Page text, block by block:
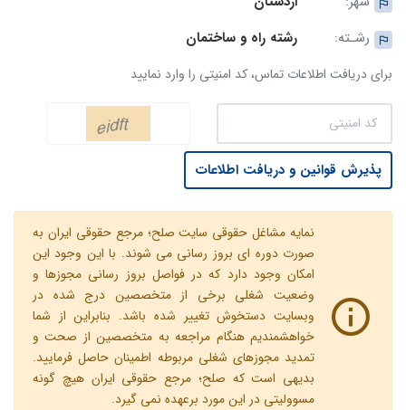
رشـته:
رشته راه و ساختمان
برای دریافت اطلاعات تماس، کد امنیتی را وارد نمایید
پذیرش قوانین و دریافت اطلاعات
نمایه مشاغل حقوقی سایت صلح؛ مرجع حقوقی ایران به
صورت دوره ای بروز رسانی می شوند. با این وجود این
امکان وجود دارد که در فواصل بروز رسانی مجوزها و
وضعیت شغلی برخی از متخصصین درج شده در
وبسایت دستخوش تغییر شده باشد. بنابراین از شما
خواهشمندیم هنگام مراجعه به متخصصین از صحت و
تمدید مجوزهای شغلی مربوطه اطمینان حاصل فرمایید.
بدیهی است که صلح؛ مرجع حقوقی ایران هیچ گونه
مسوولیتی در این مورد برعهده نمی گیرد.